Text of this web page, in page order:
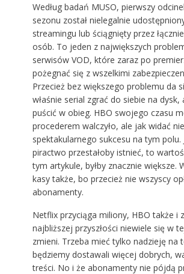
Według badań MUSO, pierwszy
sezonu został nielegalnie
streamingu lub ściągnięty przez
osób. To jeden z największych
serwisów VOD, które zaraz po
pożegnać się z wszelkimi
Przecież bez większego problemu da
właśnie serial zgrać do siebie na dysk,
puścić w obieg. HBO swojego czasu
procederem walczyło, ale jak widać
spektakularnego sukcesu na tym polu.
piractwo przestałoby istnieć, to
tym artykule, byłby znacznie większe.
kasy także, bo przecież nie wszyscy
abonamenty.
Netflix przyciąga miliony, HBO także i
najbliższej przyszłości niewiele się w
zmieni. Trzeba mieć tylko nadzieję na
będziemy dostawali więcej dobrych,
treści. No i że abonamenty nie pójdą